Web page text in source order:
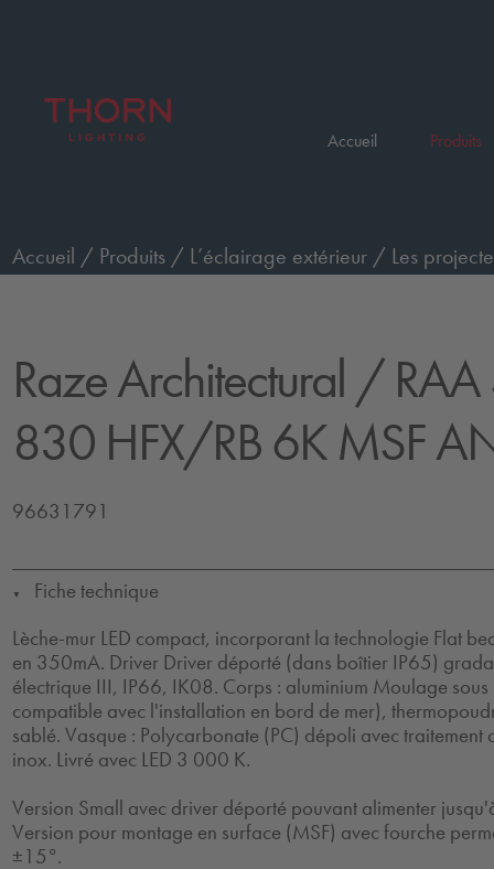
Accueil Produits
Accueil / Produits / L’éclairage extérieur / Les
Raze Architectural / RAA
830 HFX/RB 6K MSF
96631791
▼
Fiche technique
Lèche-mur LED compact, incorporant la technologie Flat
en 350mA. Driver Driver déporté (dans boîtier IP65)
électrique III, IP66, IK08. Corps : aluminium Moulage
compatible avec l'installation en bord de mer),
sablé. Vasque : Polycarbonate (PC) dépoli avec traitement
inox. Livré avec LED 3 000 K.
Version Small avec driver déporté pouvant alimenter
Version pour montage en surface (MSF) avec fourche
±15°.